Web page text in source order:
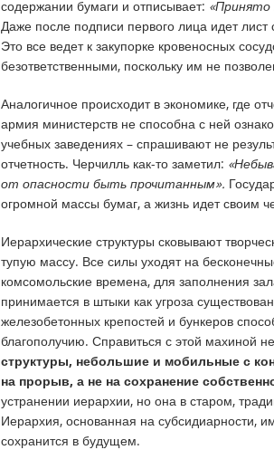
содержании бумаги и отписывает: «Принято
Даже после подписи первого лица идет лист
Это все ведет к закупорке кровеносных
безответственными, поскольку им не
Аналогичное происходит в экономике, где
армия министерств не способна с ней
учебных заведениях – спрашивают не
отчетность. Черчилль как-то заметил:
от опасности быть прочитанным».
огромной массы бумаг, а жизнь идет своим
Иерархические структуры сковывают
тупую массу. Все силы уходят на
комсомольские времена, для заполнения
принимается в штыки как угроза
железобетонных крепостей и бункеров
благополучию. Справиться с этой махиной
структуры, небольшие и мобильные с
на прорыв, а не на сохранение
устранении иерархии, но она в старом,
Иерархия, основанная на субсидиарности,
сохранится в будущем.